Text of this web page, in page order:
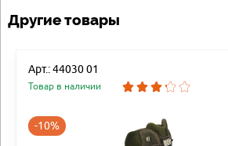
Другие товары
Арт.: 44030 01
Товар в наличии
-10%